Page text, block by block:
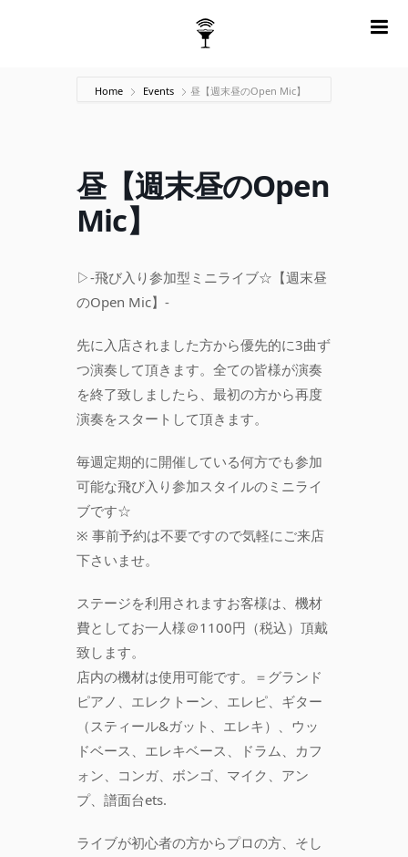
Home Events 昼【週末昼のOpen Mic】
昼【週末昼のOpen
Mic】
▷-飛び入り参加型ミニライブ☆【週末昼
のOpen Mic】-
先に入店されました方から優先的に3曲ず
つ演奏して頂きます。全ての皆様が演奏
を終了致しましたら、最初の方から再度
演奏をスタートして頂きます。
毎週定期的に開催している何方でも参加
可能な飛び入り参加スタイルのミニライ
ブです☆
※ 事前予約は不要ですので気軽にご来店
下さいませ。
ステージを利用されますお客様は、機材
費としてお一人様＠1100円（税込）頂戴
致します。
店内の機材は使用可能です。＝グランド
ピアノ、エレクトーン、エレピ、ギター
（スティール&ガット、エレキ）、ウッ
ドベース、エレキベース、ドラム、カフ
ォン、コンガ、ボンゴ、マイク、アン
プ、譜面台ets.
ライブが初心者の方からプロの方、そし